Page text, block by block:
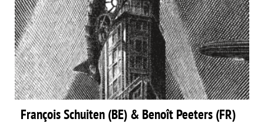
François Schuiten (BE) & Benoît Peeters (FR)